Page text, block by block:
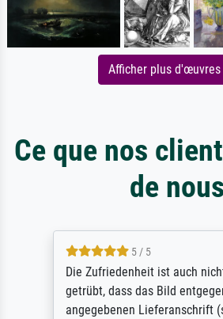
Afficher plus
Ce que nos
de nous
5 / 5
Die Zufriedenheit ist auch
getrübt, dass das Bild
angegebenen Lieferanschrift